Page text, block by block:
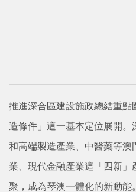
推進深合區建設施政總結重點
造條件」這一基本定位展開
和高端製造產業、中醫藥等
業、現代金融產業這「四新
聚，成為琴澳一體化的新動能